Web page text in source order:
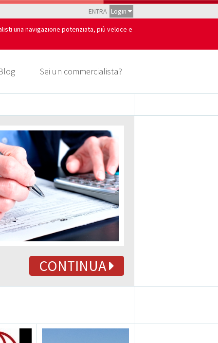
ENTRA Login
una navigazione potenziata, più veloce e
Sei un commercialista?
CONTINUA